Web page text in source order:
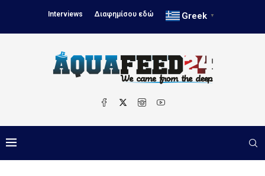
Interviews Διαφημίσου εδώ Greek ▼